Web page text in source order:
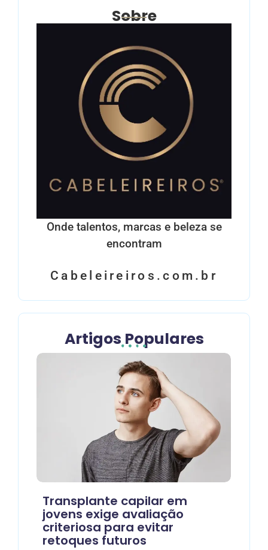
Sobre
Onde talentos, marcas e beleza se
encontram
Cabeleireiros.com.br
Artigos Populares
Transplante capilar em
jovens exige avaliação
criteriosa para evitar
retoques futuros